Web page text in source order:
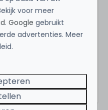
voor meer
.Google gebruikt
advertenties. Meer